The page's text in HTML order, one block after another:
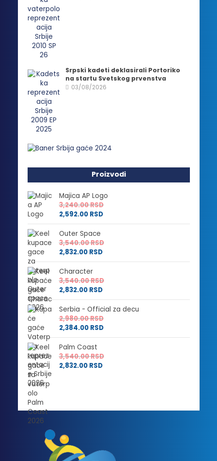
Srpski kadeti deklasirali Portoriko
na startu Svetskog prvenstva
03/08/2026
Proizvodi
Majica AP Logo
3,240.00RSD
2,592.00 RSD
Outer Space
3,540.00RSD
2,832.00 RSD
Character
3,540.00RSD
2,832.00 RSD
Serbia - Official za decu
2,980.00RSD
2,384.00 RSD
Palm Coast
3,540.00RSD
2,832.00 RSD